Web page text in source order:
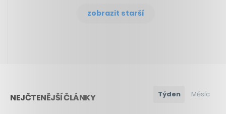
zobrazit starší
NEJČTENĚJŠÍ ČLÁNKY Týden Měsíc